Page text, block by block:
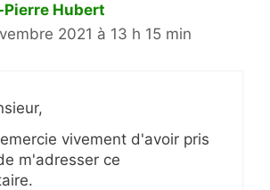
Hubert
2021 à 13 h 15 min
vivement d'avoir pris
m'adresser ce